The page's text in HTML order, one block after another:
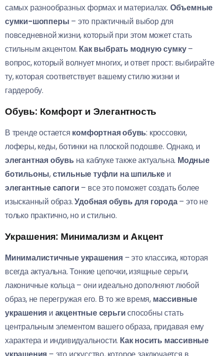
самых разнообразных формах и материалах. Объемные
сумки-шопперы – это практичный выбор для
повседневной жизни, который при этом может стать
стильным акцентом. Как выбрать модную сумку–
вопрос, который волнует многих, и ответ прост: выбирайте
ту, которая соответствует вашему стилю жизни и
гардеробу.
Обувь: Комфорт и Элегантность
В тренде остается комфортная обувь: кроссовки,
лоферы, кеды, ботинки на плоской подошве. Однако, и
элегантная обувь на каблуке также актуальна. Модные
ботильоны,стильные туфли на шпилькеи
элегантные сапоги – все это поможет создать более
изысканный образ.Удобная обувь для города– это не
только практично, но и стильно.
Украшения: Минимализм и Акцент
Минималистичные украшения – это классика, которая
всегда актуальна. Тонкие цепочки, изящные серьги,
лаконичные кольца – они идеально дополняют любой
образ, не перегружая его. В то же время, массивные
украшения и акцентные серьгиспособны стать
центральным элементом вашего образа, придавая ему
характера и индивидуальности. Как носить массивные